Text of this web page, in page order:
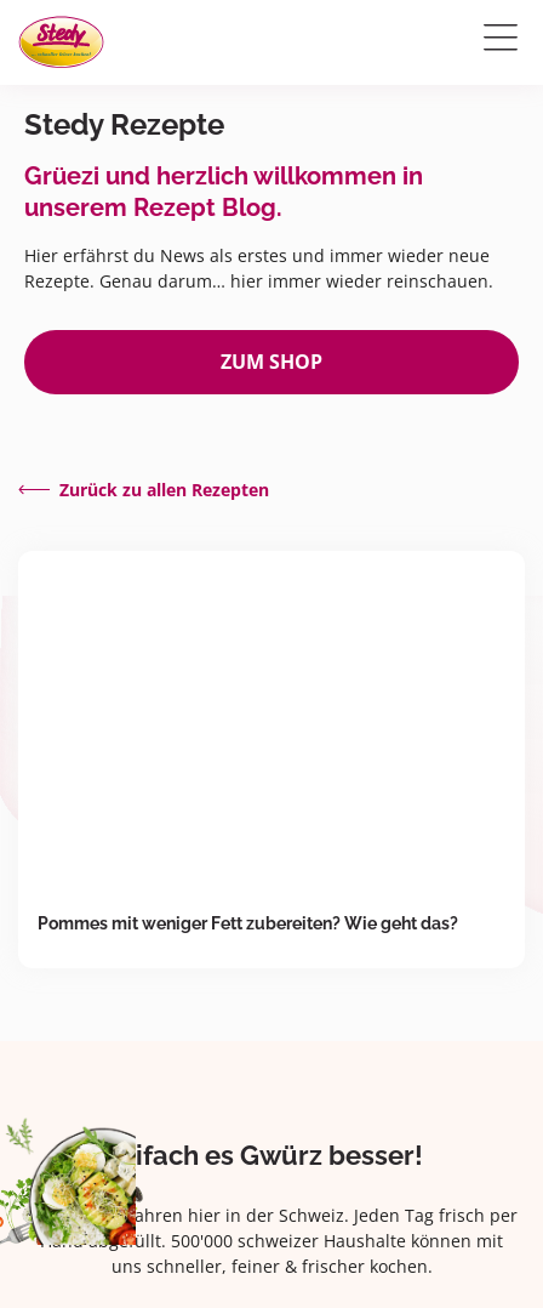
Stedy Rezepte
Grüezi und herzlich willkommen in
unserem Rezept Blog.
Hier erfährst du News als erstes und immer wieder neue
Rezepte. Genau darum… hier immer wieder reinschauen.
ZUM SHOP
Zurück zu allen Rezepten
Pommes mit weniger Fett zubereiten? Wie geht das?
Eifach es Gwürz besser!
Seit über 42 Jahren hier in der Schweiz. Jeden Tag frisch per
Hand abgefüllt. 500'000 schweizer Haushalte können mit
uns schneller, feiner & frischer kochen.